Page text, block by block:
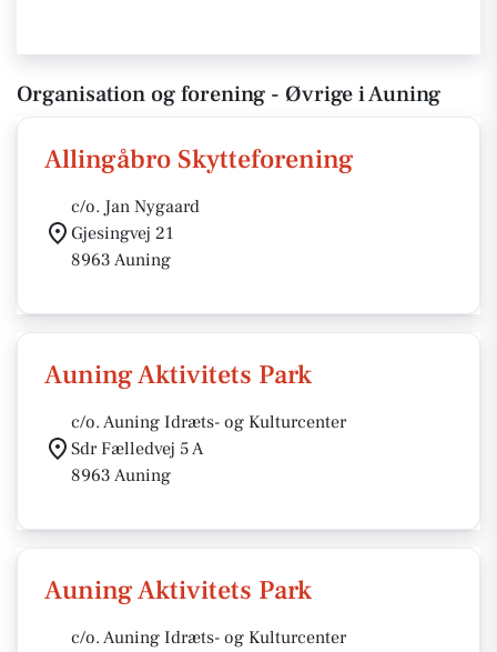
Organisation og forening - Øvrige i Auning
Allingåbro Skytteforening
c/o. Jan Nygaard
Gjesingvej 21
8963 Auning
Auning Aktivitets Park
c/o. Auning Idræts- og Kulturcenter
Sdr Fælledvej 5 A
8963 Auning
Auning Aktivitets Park
c/o. Auning Idræts- og Kulturcenter